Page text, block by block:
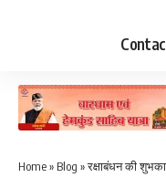
Home» Blog »रक्षाबंधन की